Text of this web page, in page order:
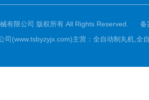
有限公司 版权所有 All Rights Reserved.
备
司(www.tsbyzyjx.com)主营：全自动制丸机,